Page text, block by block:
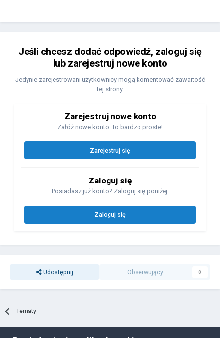
Jeśli chcesz dodać odpowiedź, zaloguj się
lub zarejestruj nowe konto
Jedynie zarejestrowani użytkownicy mogą komentować zawartość
tej strony.
Zarejestruj nowe konto
Załóż nowe konto. To bardzo proste!
Zarejestruj się
Zaloguj się
Posiadasz już konto? Zaloguj się poniżej.
Zaloguj się
Udostępnij Obserwujący 0
Tematy